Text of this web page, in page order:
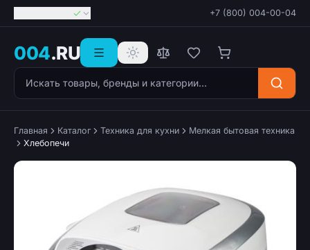
+7 (800) 004-00-04
004.RU
Поиск товаров
Главная Каталог Техника для кухни
Мелкая бытовая техника
Хлебопечи